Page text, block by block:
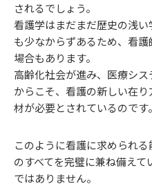
されるでしょう。
看護学はまだまだ歴史の浅
も少なからずあるため、看
場合もあります。
高齢化社会が進み、医療シ
からこそ、看護の新しい在
材が必要とされているのです。
このように看護に求められ
のすべてを完璧に兼ね備え
ではありません。